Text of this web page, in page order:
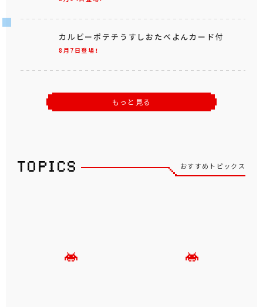
8月7日登場！
カルビーポテチうすしおたべよんカード付
もっと見る
おすすめトピックス